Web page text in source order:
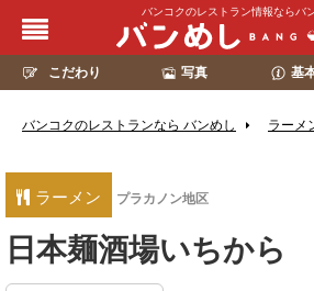
バンコクのレストラン情報ならバ
こだわり 写真 基
バンコクのレストランなら バンめし ラーメ
ラーメン プラカノン地区
日本麺酒場いちから